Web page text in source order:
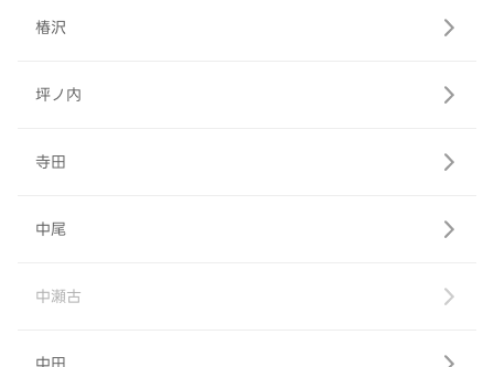
椿沢
坪ノ内
寺田
中尾
中瀬古